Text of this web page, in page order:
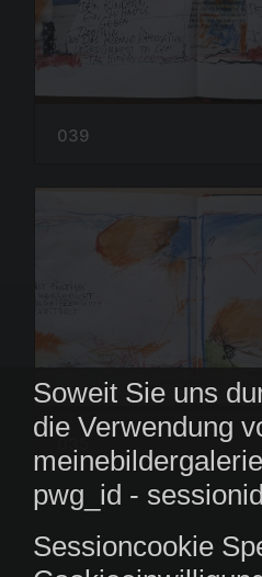
Soweit Sie uns
die Verwendung
pwg_id - sessionid
Sessioncookie
039